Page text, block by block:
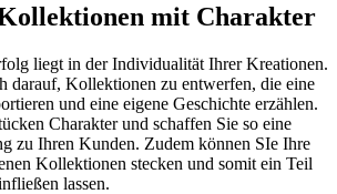
mit Charakter
liegt in der Individualität Ihrer Kreationen.
darauf, Kollektionen zu entwerfen, die eine
und eine eigene Geschichte erzählen.
Charakter und schaffen Sie so eine
zu Ihren Kunden. Zudem können SIe Ihre
Kollektionen stecken und somit ein Teil
lassen.